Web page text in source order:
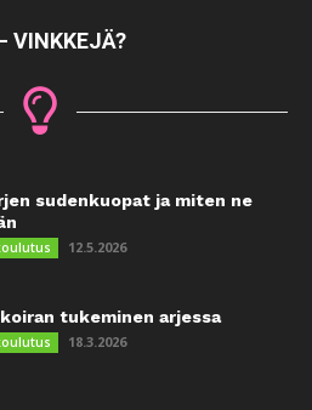
VINKKEJÄ?
sudenkuopat ja miten ne
12.5.2026
tukeminen arjessa
18.3.2026